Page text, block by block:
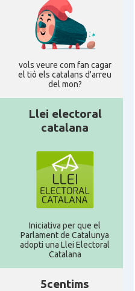
vols veure com fan cagar
el tió els catalans d'arreu
del mon?
Llei electoral
catalana
Iniciativa per que el
Parlament de Catalunya
adopti una Llei Electoral
Catalana
5centims